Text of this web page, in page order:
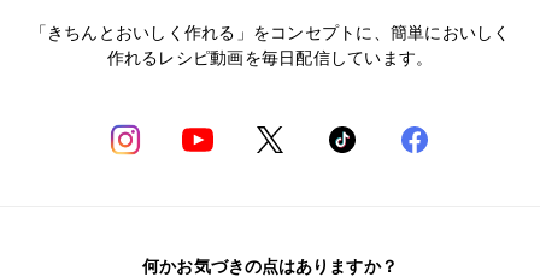
「きちんとおいしく作れる」をコンセプトに、簡単においしく
作れるレシピ動画を毎日配信しています。
何かお気づきの点はありますか？